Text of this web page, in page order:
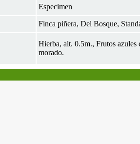
Especimen
Finca piñera, Del Bosque,
Hierba, alt. 0.5m., Frutos azules
morado.